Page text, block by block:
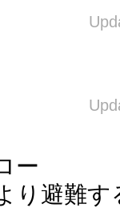
ー
り避難